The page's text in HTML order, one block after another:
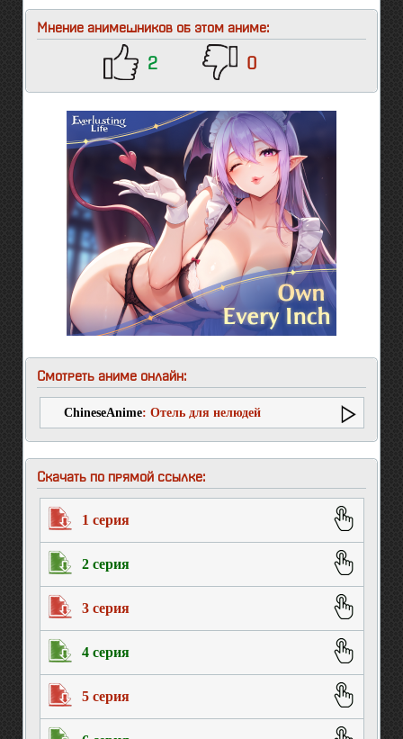
Мнение анимешников об этом аниме:
2 0
Смотреть аниме онлайн:
ChineseAnime: Отель для нелюдей
Скачать по прямой ссылке:
1 серия
2 серия
3 серия
4 серия
5 серия